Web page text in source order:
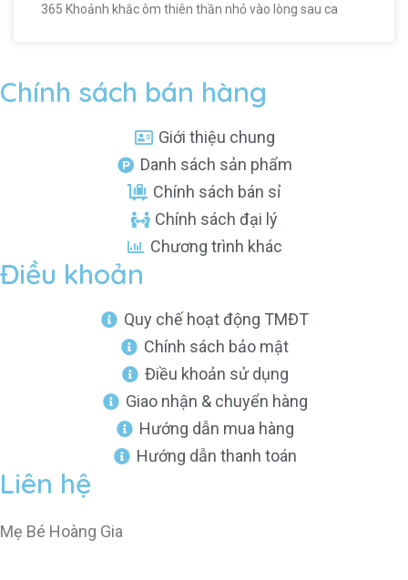
365 Khoảnh khắc ôm thiên thần nhỏ vào lòng sau ca
Chính sách bán hàng
Giới thiệu chung
Danh sách sản phẩm
Chính sách bán sỉ
Chính sách đại lý
Chương trình khác
Điều khoản
Quy chế hoạt động TMĐT
Chính sách bảo mật
Điều khoản sử dụng
Giao nhận & chuyển hàng
Hướng dẫn mua hàng
Hướng dẫn thanh toán
Liên hệ
Mẹ Bé Hoàng Gia